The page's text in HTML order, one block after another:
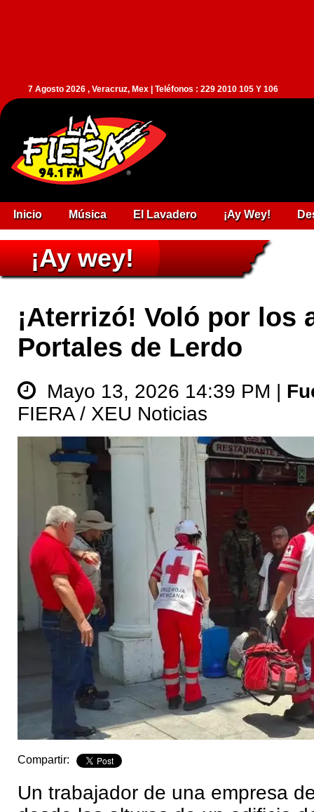
7 Agosto 2026 , Veracruz, Mex | Teléfonos : 229 2010 105 Y 106
Inicio Música El Lavadero ¡Ay Wey!
¡Ay wey!
¡Aterrizó! Voló por los
Portales de Lerdo
Mayo 13, 2026 14:39 PM |
FIERA / XEU Noticias
Compartir:
Un trabajador de una empresa